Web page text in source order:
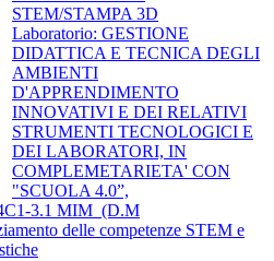
STEM/STAMPA 3D
Laboratorio: GESTIONE
DIDATTICA E TECNICA DEGLI
AMBIENTI
D'APPRENDIMENTO
INNOVATIVI E DEI RELATIVI
STRUMENTI TECNOLOGICI E
DEI LABORATORI, IN
COMPLEMETARIETA' CON
"SCUOLA 4.0”,
3.1 MIM_(D.M
delle competenze STEM e